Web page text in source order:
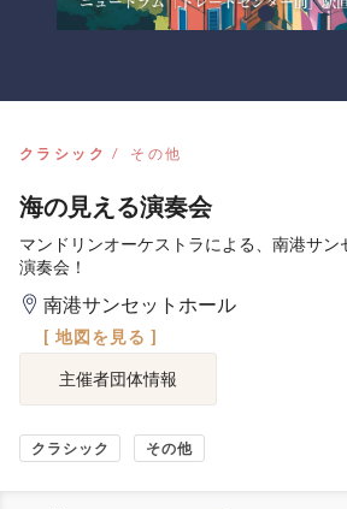
クラシック その他
海の見える演奏会
マンドリンオーケストラによる、南港サ
演奏会！
南港サンセットホール
[ 地図を見る ]
主催者団体情報
クラシック その他